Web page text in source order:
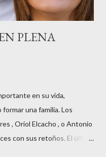
PLENA
en su vida,
una familia. Los
, Oriol Elcacho , o Antonio
con sus retoños. El último